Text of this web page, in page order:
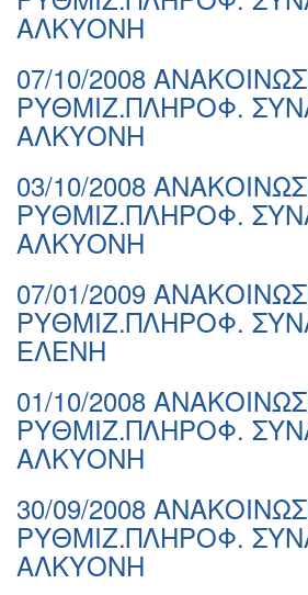
ΑΛΚΥΟΝΗ
07/10/2008
ΡΥΘΜΙΖ.ΠΛΗΡΟΦ.
ΑΛΚΥΟΝΗ
03/10/2008
ΡΥΘΜΙΖ.ΠΛΗΡΟΦ.
ΑΛΚΥΟΝΗ
07/01/2009
ΡΥΘΜΙΖ.ΠΛΗΡΟΦ.
ΕΛΕΝΗ
01/10/2008
ΡΥΘΜΙΖ.ΠΛΗΡΟΦ.
ΑΛΚΥΟΝΗ
30/09/2008
ΡΥΘΜΙΖ.ΠΛΗΡΟΦ.
ΑΛΚΥΟΝΗ